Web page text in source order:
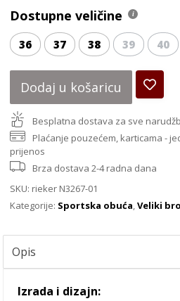
Dostupne veličine
36 37 38 39 40
Dodaj u košaricu
Besplatna dostava za sve
Plaćanje pouzećem, karticama -
prijenos
Brza dostava 2-4 radna dana
SKU: rieker N3267-01
Kategorije: Sportska obuća,Veliki
Izrada i dizajn: